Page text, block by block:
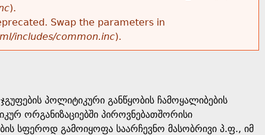
).
Swap the parameters in
includes/common.inc).
პოლიტიკური განწყობის ჩამოყალიბების
ორგანიზაციებში პიროვნებათშორისი
სფეროდ გამოიყოფა საარჩევნო მასობრივი პ.ფ., იმ